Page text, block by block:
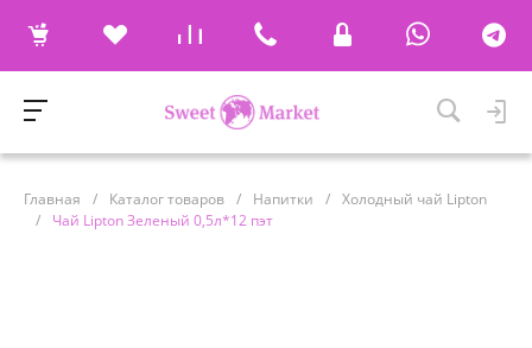
Главная / Каталог товаров / Напитки / Холодный чай Lipton
/
Чай Lipton Зеленый 0,5л*12 пэт